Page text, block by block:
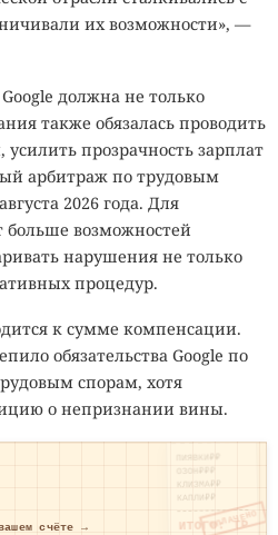
их возможности», —
должна не только
также обязалась проводить
прозрачность зарплат
арбитраж по трудовым
2026 года. Для
больше возможностей
нарушения не только
процедур.
к сумме компенсации.
обязательства Google по
спорам, хотя
о непризнании вины.
КАПЛИ₽₽
ИТОГО: ТР
ОПЛАЧЕНО
счёте →